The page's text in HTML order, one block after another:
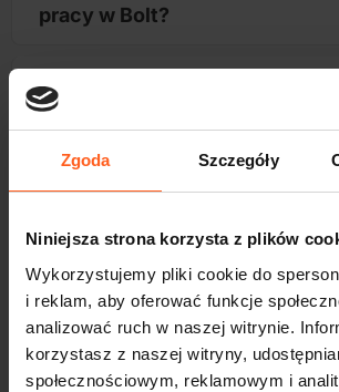
Zgoda Szczegóły
Niniejsza strona korzysta z plików
Wykorzystujemy pliki cookie do
i reklam, aby oferować funkcje
analizować ruch w naszej witrynie.
korzystasz z naszej witryny,
społecznościowym, reklamowym i
pracy w Bolt?
Czy mogę pracować w Bolt
część etatu?
jako kierowca Bolt?
+48 510 515 003